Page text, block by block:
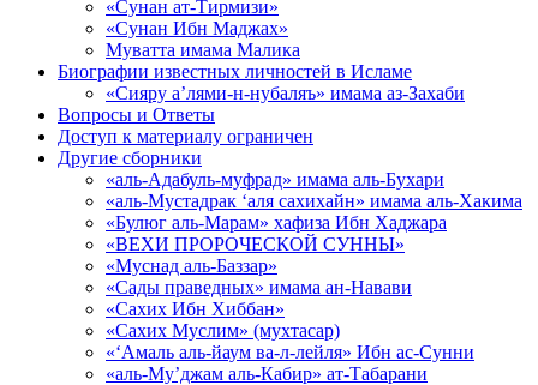
«Сунан ат-Тирмизи»
«Сунан Ибн Маджах»
Муватта имама Малика
Биографии известных личностей в Исламе
«Сияру а’лями-н-нубаляъ» имама аз-Захаби
Вопросы и Ответы
Доступ к материалу ограничен
Другие сборники
«аль-Адабуль-муфрад» имама аль-Бухари
«аль-Мустадрак ‘аля сахихайн» имама аль-Хакима
«Булюг аль-Марам» хафиза Ибн Хаджара
«ВЕХИ ПРОРОЧЕСКОЙ СУННЫ»
«Муснад аль-Баззар»
«Сады праведных» имама ан-Навави
«Сахих Ибн Хиббан»
«Сахих Муслим» (мухтасар)
«‘Амаль аль-йаум ва-л-лейля» Ибн ас-Сунни
«аль-Му’джам аль-Кабир» ат-Табарани